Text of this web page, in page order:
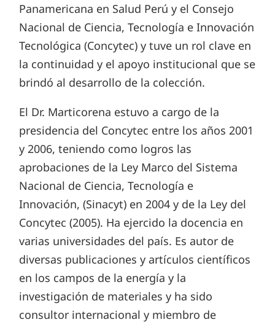
Panamericana en Salud Perú y el Consejo
Nacional de Ciencia, Tecnología e Innovación
Tecnológica (Concytec) y tuve un rol clave en
la continuidad y el apoyo institucional que se
brindó al desarrollo de la colección.
El Dr. Marticorena estuvo a cargo de la
presidencia del Concytec entre los años 2001
y 2006, teniendo como logros las
aprobaciones de la Ley Marco del Sistema
Nacional de Ciencia, Tecnología e
Innovación, (Sinacyt) en 2004 y de la Ley del
Concytec (2005). Ha ejercido la docencia en
varias universidades del país. Es autor de
diversas publicaciones y artículos científicos
en los campos de la energía y la
investigación de materiales y ha sido
consultor internacional y miembro de